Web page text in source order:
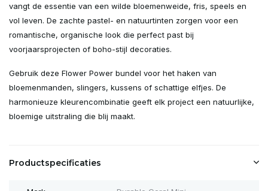
vangt de essentie van een wilde bloemenweide, fris, speels en
vol leven. De zachte pastel- en natuurtinten zorgen voor een
romantische, organische look die perfect past bij
voorjaarsprojecten of boho-stijl decoraties.
Gebruik deze Flower Power bundel voor het haken van
bloemenmanden, slingers, kussens of schattige elfjes. De
harmonieuze kleurencombinatie geeft elk project een natuurlijke,
bloemige uitstraling die blij maakt.
Productspecificaties